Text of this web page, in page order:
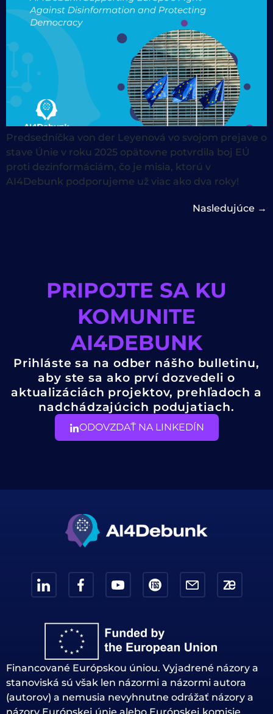
Predsedníčka von der Leyenová vo svojom prejave o
stave Únie v roku 2025 opätovne potvrdila boj EÚ
proti dezinformáciám, čo je misia, ktorú v
AI4Debunk podporujeme už viac ako dva roky!
Nasledujúce →
PRIPOJTE SA KU
KOMUNITE
AI4DEBUNK
Prihláste sa na odber nášho bulletinu,
aby ste sa ako prví dozvedeli o
aktualizáciách projektov, prehľadoch a
nadchádzajúcich podujatiach.
ODOVZDAŤ NA LINKEDÍN
Financované Európskou úniou. Vyjadrené názory a
stanoviská sú však len názormi a názormi autora
(autorov) a nemusia nevyhnutne odrážať názory a